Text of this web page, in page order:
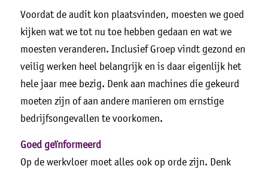
Voordat de audit kon plaatsvinden, moesten we goed
kijken wat we tot nu toe hebben gedaan en wat we
moesten veranderen. Inclusief Groep vindt gezond en
veilig werken heel belangrijk en is daar eigenlijk het
hele jaar mee bezig. Denk aan machines die gekeurd
moeten zijn of aan andere manieren om ernstige
bedrijfsongevallen te voorkomen.
Goed geïnformeerd
Op de werkvloer moet alles ook op orde zijn. Denk